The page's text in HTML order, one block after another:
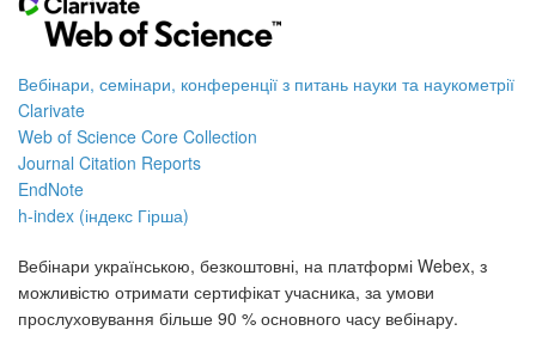
Вебінари, семінари, конференції з питань науки та наукометрії
Clarivate
Web of Science Core Collection
Journal Citation Reports
EndNote
h-index (індекс Гірша)
Вебінари українською, безкоштовні, на платформі Webex, з
можливістю отримати сертифікат учасника, за умови
прослуховування більше 90 % основного часу вебінару.